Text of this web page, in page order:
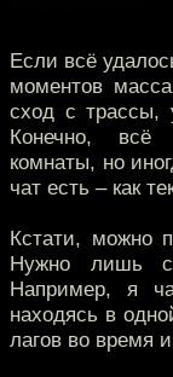
Если всё
моментов
сход с трассы,
Конечно, всё
комнаты, но
чат есть – как
Кстати, можно
Нужно лишь
Например, я
находясь в
лагов во время